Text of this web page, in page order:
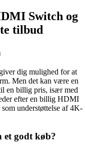
Switch og
tilbud
dig mulighed for at
Men det kan være en
en billig pris, især med
efter en billig HDMI
understøttelse af 4K-
godt køb?